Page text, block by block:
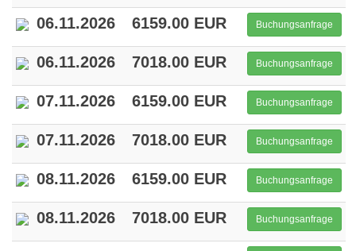
06.11.2026 6159.00 EUR Buchungsanfrage
06.11.2026 7018.00 EUR Buchungsanfrage
07.11.2026 6159.00 EUR Buchungsanfrage
07.11.2026 7018.00 EUR Buchungsanfrage
08.11.2026 6159.00 EUR Buchungsanfrage
08.11.2026 7018.00 EUR Buchungsanfrage